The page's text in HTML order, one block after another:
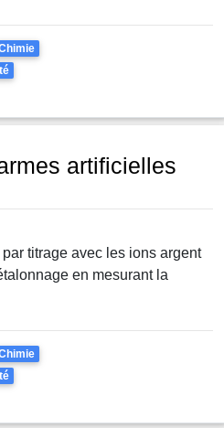
artificielles
titrage avec les ions argent
en mesurant la